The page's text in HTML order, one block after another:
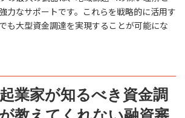
力なサポートです。これらを戦略的に活用す
も大型資金調達を実現することが可能にな
業家が知るべき資金調